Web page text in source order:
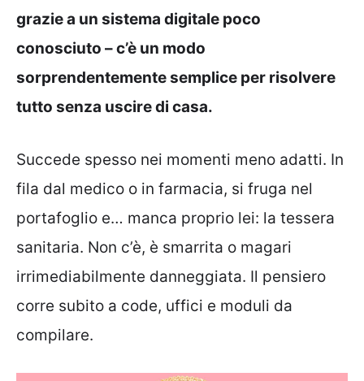
grazie a un sistema digitale poco
conosciuto – c’è un modo
sorprendentemente semplice per risolvere
tutto senza uscire di casa.
Succede spesso nei momenti meno adatti. In
fila dal medico o in farmacia, si fruga nel
portafoglio e… manca proprio lei: la tessera
sanitaria. Non c’è, è smarrita o magari
irrimediabilmente danneggiata. Il pensiero
corre subito a code, uffici e moduli da
compilare.